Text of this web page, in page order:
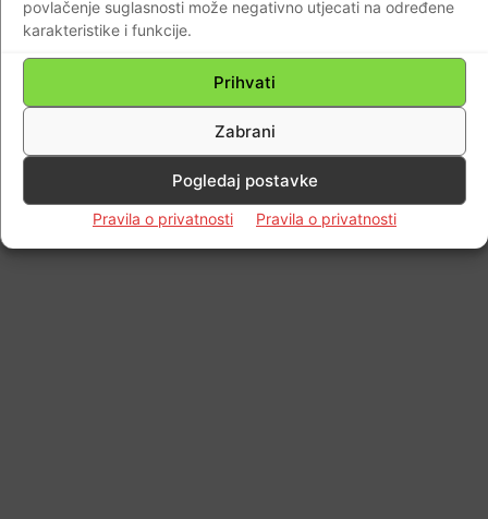
povlačenje suglasnosti može negativno utjecati na određene
karakteristike i funkcije.
Prihvati
Zabrani
Pogledaj postavke
Pravila o privatnosti Pravila o privatnosti
© Newspaper WordPress Theme by TagDiv